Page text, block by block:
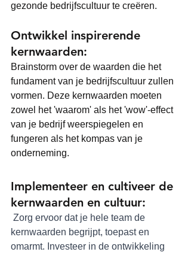
gezonde bedrijfscultuur te creëren.
Ontwikkel inspirerende
kernwaarden:
Brainstorm over de waarden die het
fundament van je bedrijfscultuur zullen
vormen. Deze kernwaarden moeten
zowel het 'waarom' als het 'wow'-effect
van je bedrijf weerspiegelen en
fungeren als het kompas van je
onderneming.
Implementeer en cultiveer de
kernwaarden en cultuur:
kernwaarden begrijpt, toepast en
omarmt. Investeer in de ontwikkeling